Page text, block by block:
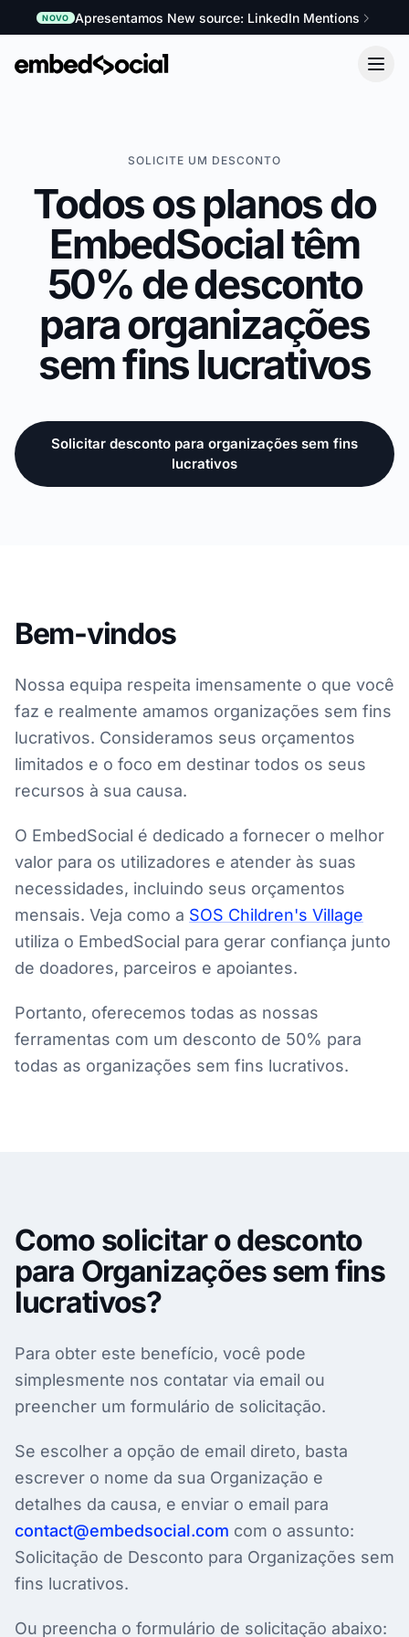
NOVO Apresentamos New source: LinkedIn Mentions
SOLICITE UM DESCONTO
Todos os planos do
EmbedSocial têm
50% de desconto
para organizações
sem fins lucrativos
Solicitar desconto para organizações sem fins
lucrativos
Bem-vindos
Nossa equipa respeita imensamente o que você
faz e realmente amamos organizações sem fins
lucrativos. Consideramos seus orçamentos
limitados e o foco em destinar todos os seus
recursos à sua causa.
O EmbedSocial é dedicado a fornecer o melhor
valor para os utilizadores e atender às suas
necessidades, incluindo seus orçamentos
mensais. Veja como a SOS Children's Village
utiliza o EmbedSocial para gerar confiança junto
de doadores, parceiros e apoiantes.
Portanto, oferecemos todas as nossas
ferramentas com um desconto de 50% para
todas as organizações sem fins lucrativos.
Como solicitar o desconto
para Organizações sem fins
lucrativos?
Para obter este benefício, você pode
simplesmente nos contatar via email ou
preencher um formulário de solicitação.
Se escolher a opção de email direto, basta
escrever o nome da sua Organização e
detalhes da causa, e enviar o email para
contact@embedsocial.com com o assunto:
Solicitação de Desconto para Organizações sem
fins lucrativos.
Ou preencha o formulário de solicitação abaixo: